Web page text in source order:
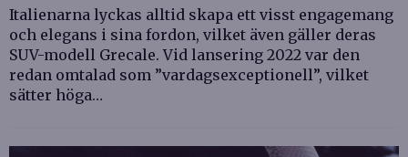
Italienarna lyckas alltid skapa ett visst engagemang
och elegans i sina fordon, vilket även gäller deras
SUV-modell Grecale. Vid lansering 2022 var den
redan omtalad som ”vardagsexceptionell”, vilket
sätter höga…